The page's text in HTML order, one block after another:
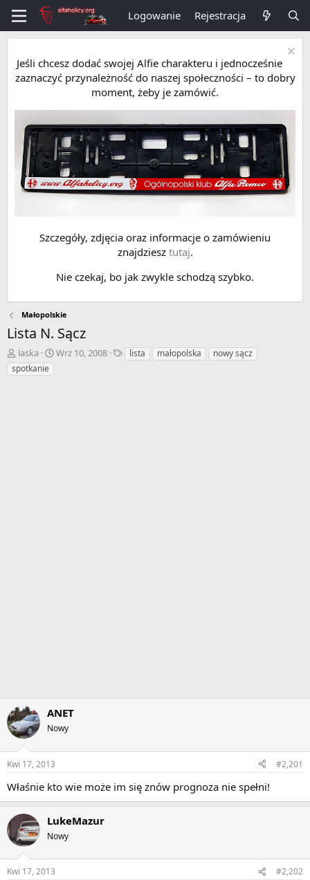
Logowanie Rejestracja
Jeśli chcesz dodać swojej Alfie charakteru i jednocześnie
zaznaczyć przynależność do naszej społeczności – to dobry
moment, żeby je zamówić.
Szczegóły, zdjęcia oraz informacje o zamówieniu
znajdziesz tutaj.
Nie czekaj, bo jak zwykle schodzą szybko.
Małopolskie
Lista N. Sącz
A
u
t
laska
D
Wrz 10, 2008
Tlista małopolska
nowy sącz
spotkanie
ANET
Nowy
Kwi 17, 2013 #2,201
Właśnie kto wie może im się znów prognoza nie spełni!
LukeMazur
Nowy
Kwi 17, 2013 #2,202